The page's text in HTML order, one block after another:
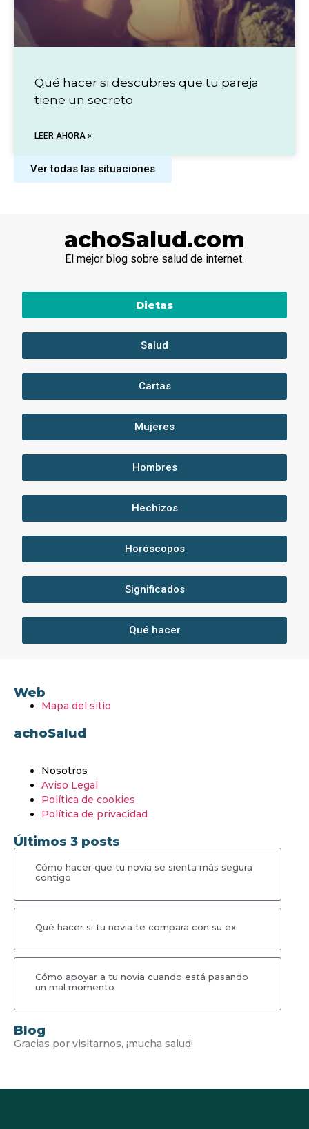
Qué hacer si descubres que tu pareja
tiene un secreto
LEER AHORA »
Ver todas las situaciones
achoSalud.com
El mejor blog sobre salud de internet.
Salud
Cartas
Mujeres
Hombres
Hechizos
Horóscopos
Significados
Qué hacer
Dietas
Web
Mapa del sitio
achoSalud
Nosotros
Aviso Legal
Política de cookies
Política de privacidad
Últimos 3 posts
Cómo hacer que tu novia se sienta más segura
contigo
Qué hacer si tu novia te compara con su ex
Cómo apoyar a tu novia cuando está pasando
un mal momento
Blog
Gracias por visitarnos, ¡mucha salud!